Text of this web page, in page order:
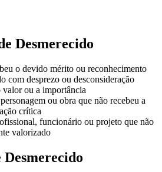
Desmerecido
o devido mérito ou reconhecimento
com desprezo ou desconsideração
valor ou a importância
ou obra que não recebeu a
crítica
funcionário ou projeto que não
valorizado
Desmerecido